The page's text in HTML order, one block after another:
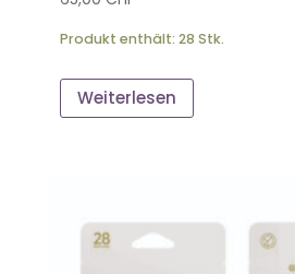
Produkt enthält: 28 Stk.
Weiterlesen